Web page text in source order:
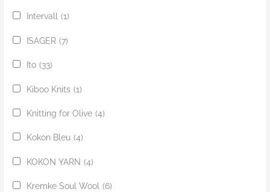
Intervall (1)
ISAGER (7)
Ito (33)
Kiboo Knits (1)
Knitting for Olive (4)
Kokon Bleu (4)
KOKON YARN (4)
Kremke Soul Wool (6)